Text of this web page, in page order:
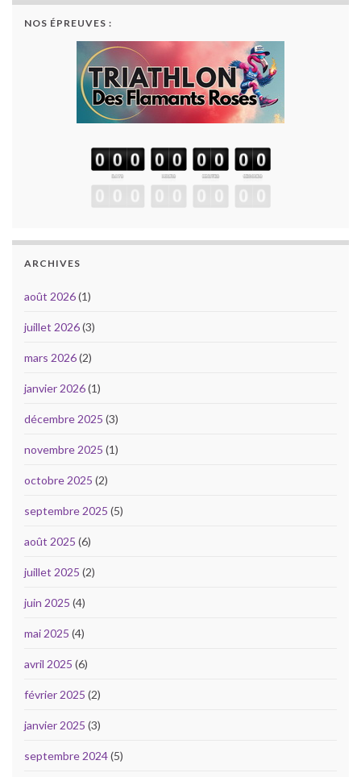
NOS ÉPREUVES :
ARCHIVES
août 2026(1)
juillet 2026(3)
mars 2026(2)
janvier 2026(1)
décembre 2025 (3)
novembre 2025 (1)
octobre 2025 (2)
septembre 2025 (5)
août 2025 (6)
juillet 2025 (2)
juin 2025 (4)
mai 2025 (4)
avril 2025 (6)
février 2025 (2)
janvier 2025 (3)
septembre 2024(5)